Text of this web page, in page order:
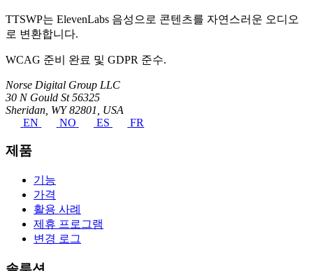
TTSWP는 ElevenLabs 음성으로 콘텐츠를 자연스러운 오디오
로 변환합니다.
WCAG 준비 완료 및 GDPR 준수.
Norse Digital Group LLC
30 N Gould St 56325
Sheridan, WY 82801, USA
EN
NO ES FR
제품
기능
가격
활용 사례
제휴 프로그램
변경 로그